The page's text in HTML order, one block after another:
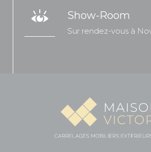
Show-Room
Sur rendez-vous à